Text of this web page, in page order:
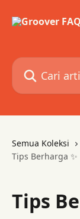
Cari artikel...
Semua Koleksi
Tips Berharga ✨
Tips